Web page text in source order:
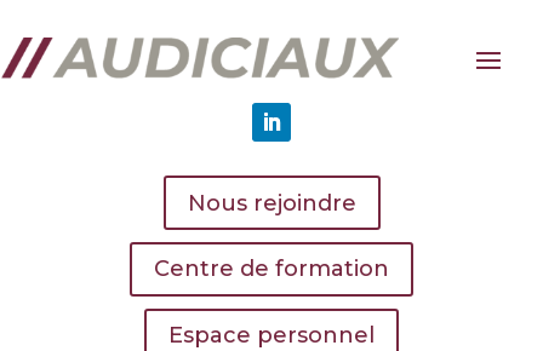
Nous rejoindre
Centre de formation
Espace personnel